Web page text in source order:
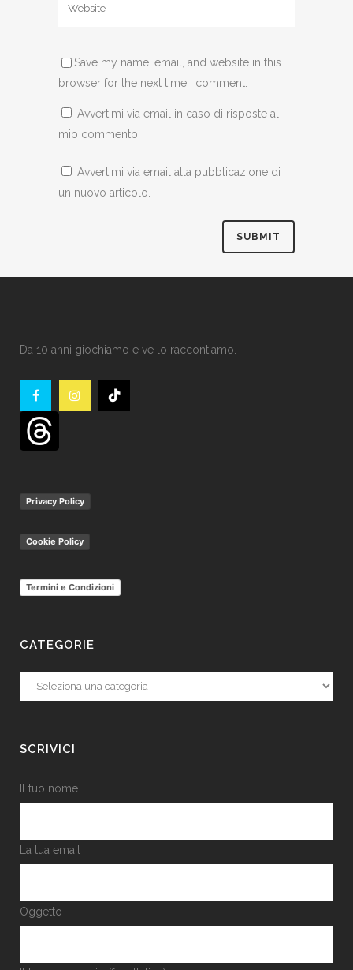
Save my name, email, and website in this
browser for the next time I comment.
Avvertimi via email in caso di risposte al
mio commento.
Avvertimi via email alla pubblicazione di
un nuovo articolo.
Da 10 anni giochiamo e ve lo raccontiamo.
Privacy Policy
Cookie Policy
Termini e Condizioni
CATEGORIE
Categorie
SCRIVICI
Il tuo nome
La tua email
Oggetto